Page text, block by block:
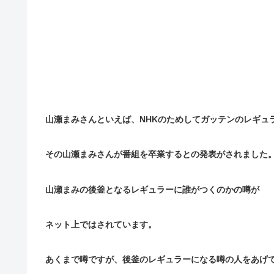
山瀬まみさんといえば、NHKのためしてガッテンのレギュ
その山瀬まみさんが番組を卒業するとの発表がされました。
山瀬まみの後釜となるレギュラーに誰がつくのかの噂が
ネット上ではされています。
あくまで噂ですが、後釜のレギュラーになる噂の人をあげ